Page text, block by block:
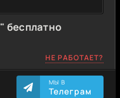
бесплатно
НЕ РАБОТАЕТ?
МЫ В
Телеграм